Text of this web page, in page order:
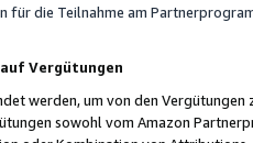
für die Teilnahme am
Vergütungen
werden, um von den
sowohl vom Amazon